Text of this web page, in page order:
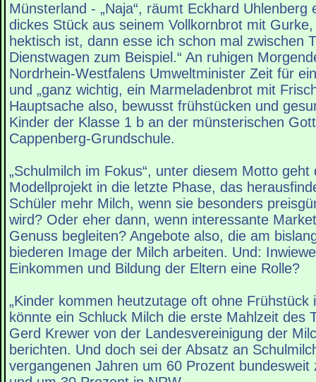
Münsterland - „Naja“, räumt Eck­hard Uhlenberg
dickes Stück aus seinem Vollkornbrot mit
hektisch ist, dann esse ich schon mal zwischen
Dienstwagen zum Beispiel.“ An ruhigen
Nordrhein-Westfalens Umweltminister Zeit für
und „ganz wichtig, ein Marmeladenbrot mit
Hauptsache also, bewusst frühstücken und
Kinder der Klasse 1 b an der münsterischen
Cappenberg-Grundschule.
„Schulmilch im Fokus“, un­ter diesem Motto geht
Modellprojekt in die letzte Phase, das
Schüler mehr Milch, wenn sie besonders
wird? Oder eher dann, wenn interessante
Genuss begleiten? Angebote also, die am
biederen Image der Milch arbeiten. Und:
Einkommen und Bildung der Eltern eine Rolle?
„Kinder kommen heutzutage oft ohne Frühstück
könnte ein Schluck Milch die erste Mahlzeit des
Gerd Krewer von der Landesvereinigung der
berichten. Und doch sei der Absatz an
vergangenen Jahren um 60 Prozent bundesweit